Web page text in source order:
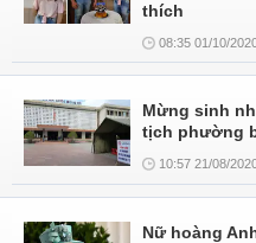
thích
08:35 01/10/
Mừng sinh
tịch phường
10:57 21/08/
Nữ hoàng